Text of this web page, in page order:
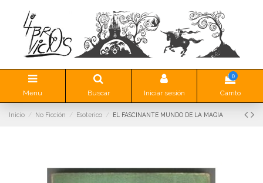
Menu Buscar Iniciar sesión
0
Carrito
Inicio No Ficción Esoterico EL FASCINANTE MUNDO DE LA MAGIA